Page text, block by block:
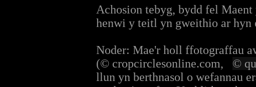
Achosion tebyg, bydd fel
henwi y teitl yn gweithio ar hyn
Noder: Mae'r holl ffotograffau
(© cropcirclesonline.com, ©
llun yn berthnasol o wefannau